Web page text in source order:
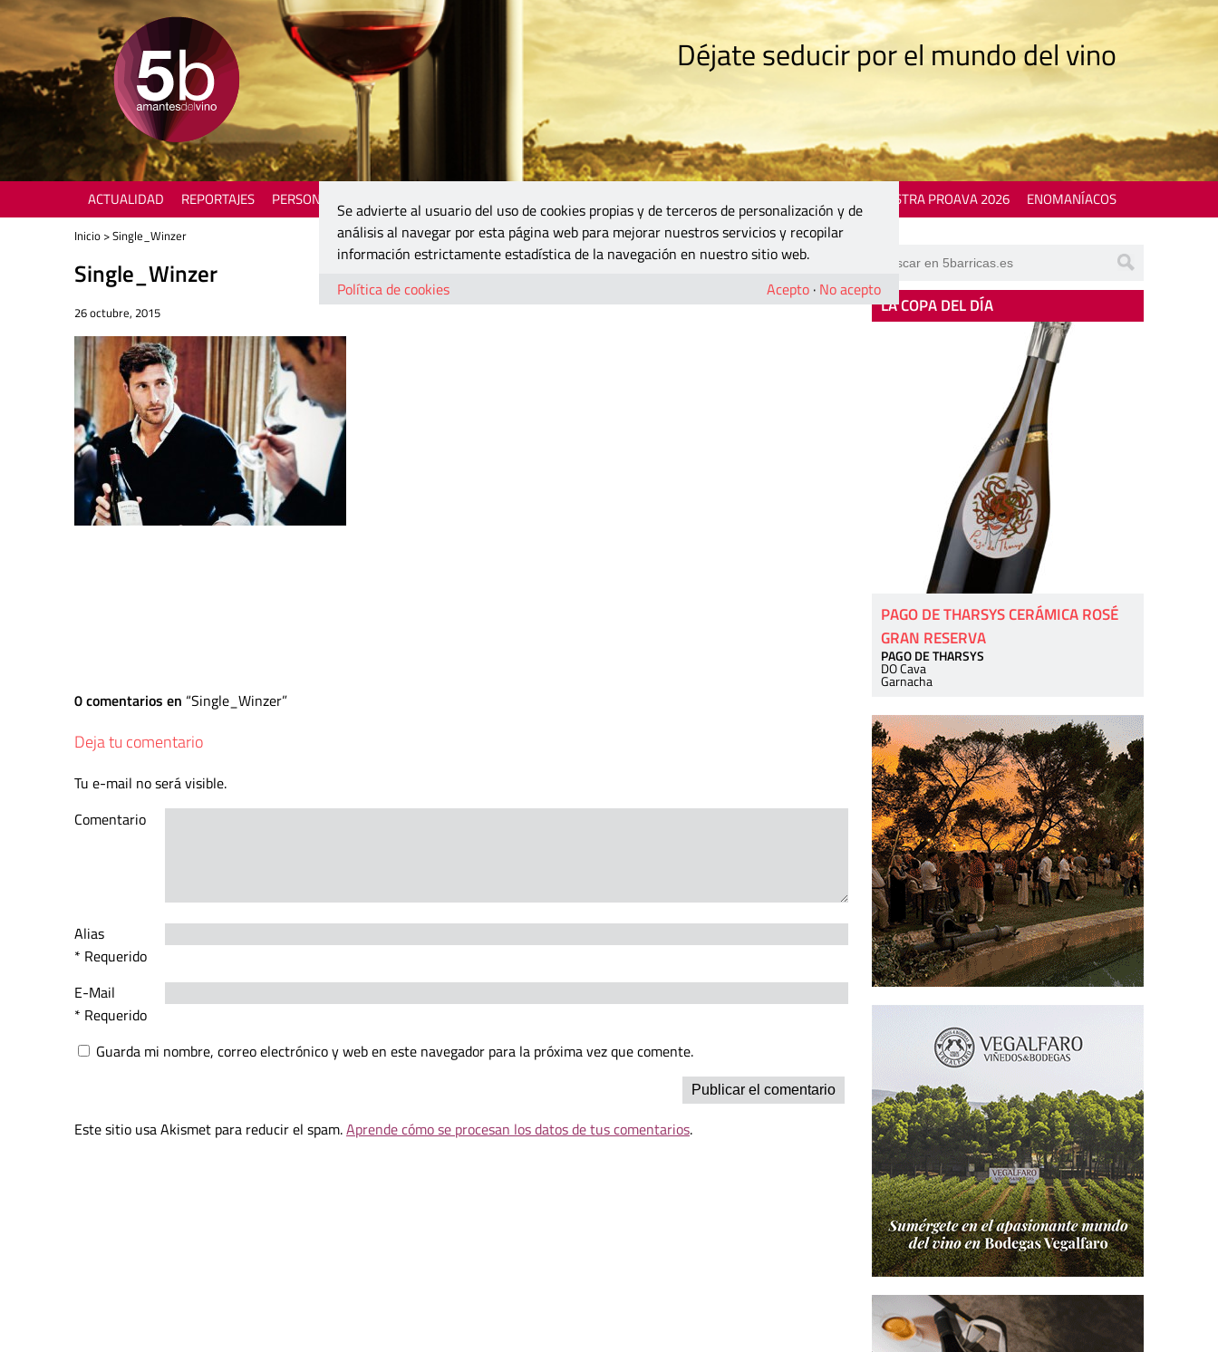
Déjate seducir por el mundo del vino
ACTUALIDAD REPORTAJES PERSONAJES MOSTRA PROAVA 2026 ENOMANÍACOS
Inicio > Single_Winzer
Single_Winzer
26 octubre, 2015
0 comentarios en Single_Winzer
Deja tu comentario
Tu e-mail no será visible.
Comentario
Alias
* Requerido
E-Mail
* Requerido
Guarda mi nombre, correo electrónico y web en este navegador para la próxima vez que comente.
Este sitio usa Akismet para reducir el spam.Aprende cómo se procesan los datos de tus comentarios.
LA COPA DEL DÍA
PAGO DE THARSYS CERÁMICA ROSÉ
GRAN RESERVA
PAGO DE THARSYS
DO Cava
Garnacha
Se advierte al usuario del uso de cookies propias y de terceros de personalización y de
análisis al navegar por esta página web para mejorar nuestros servicios y recopilar
información estrictamente estadística de la navegación en nuestro sitio web.
Política de cookies
Acepto · No acepto